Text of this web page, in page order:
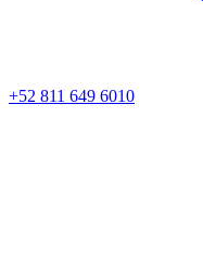
+52 811 649 6010